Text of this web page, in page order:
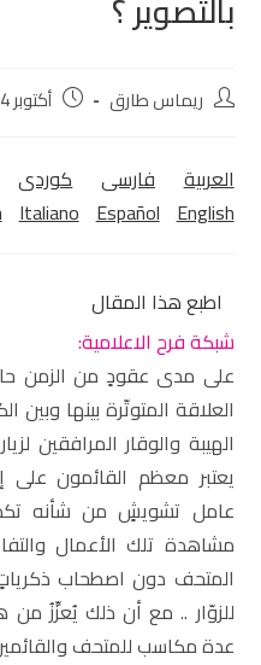
ريماس طارق أكتوبر 4, 2020
العربية فارسی كوردی‎
Italiano Español English
اطبع هذا المقال
شبكة فرح الاعلامية:
على مدى عقودٍ من الزمن
العلاقة المتوتّرة بينها وبين
الهيبة والوقار المرافقين
يعتبر معظم القائمون على
عامل تشويشٍ من شأنه
مشاهدة تلك الأعمال
المتحف دون اصطحاب
للزوّار .. مع أن ذلك يُعزِّزُ
عدة مكاسب للمتحف